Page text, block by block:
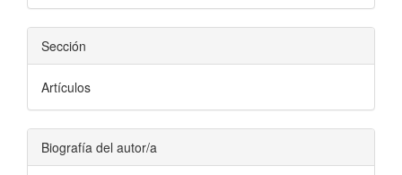
Sección
Artículos
Biografía del autor/a